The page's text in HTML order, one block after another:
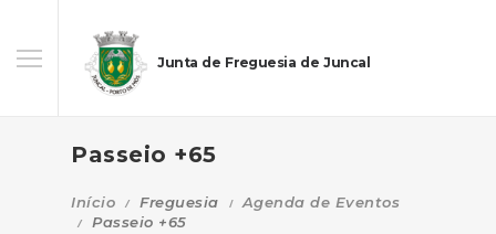
Junta de Freguesia de Juncal
Passeio +65
Início Freguesia
Agenda de Eventos
Passeio +65